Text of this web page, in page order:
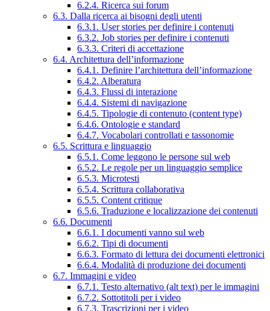
6.2.4. Ricerca sui forum
6.3. Dalla ricerca ai bisogni degli utenti
6.3.1. User stories per definire i contenuti
6.3.2. Job stories per definire i contenuti
6.3.3. Criteri di accettazione
6.4. Architettura dell’informazione
6.4.1. Definire l’architettura dell’informazione
6.4.2. Alberatura
6.4.3. Flussi di interazione
6.4.4. Sistemi di navigazione
6.4.5. Tipologie di contenuto (content type)
6.4.6. Ontologie e standard
6.4.7. Vocabolari controllati e tassonomie
6.5. Scrittura e linguaggio
6.5.1. Come leggono le persone sul web
6.5.2. Le regole per un linguaggio semplice
6.5.3. Microtesti
6.5.4. Scrittura collaborativa
6.5.5. Content critique
6.5.6. Traduzione e localizzazione dei contenuti
6.6. Documenti
6.6.1. I documenti vanno sul web
6.6.2. Tipi di documenti
6.6.3. Formato di lettura dei documenti elettronici
6.6.4. Modalità di produzione dei documenti
6.7. Immagini e video
6.7.1. Testo alternativo (alt text) per le immagini
6.7.2. Sottotitoli per i video
6.7.3. Trascrizioni per i video